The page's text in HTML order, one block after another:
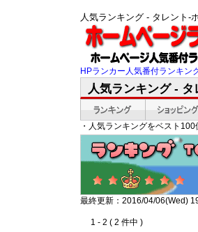
人気ランキング - タレント-
HPランカー人気番付ランキン
人気ランキング - タ
・人気ランキングをベスト
最終更新：2016/04/06(Wed)
1 - 2 ( 2 件中 )